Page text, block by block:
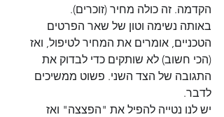
הקדמה. זה כולה מחיר (זוכרים).
באותה נשימה וטון של שאר הפרטים
הטכניים, אומרים את המחיר לטיפול, ואז
(הכי חשוב) לא שותקים כדי לבדוק את
התגובה של הצד השני. פשוט ממשיכים
לדבר.
יש לנו נטייה להפיל את "הפצצה" ואז